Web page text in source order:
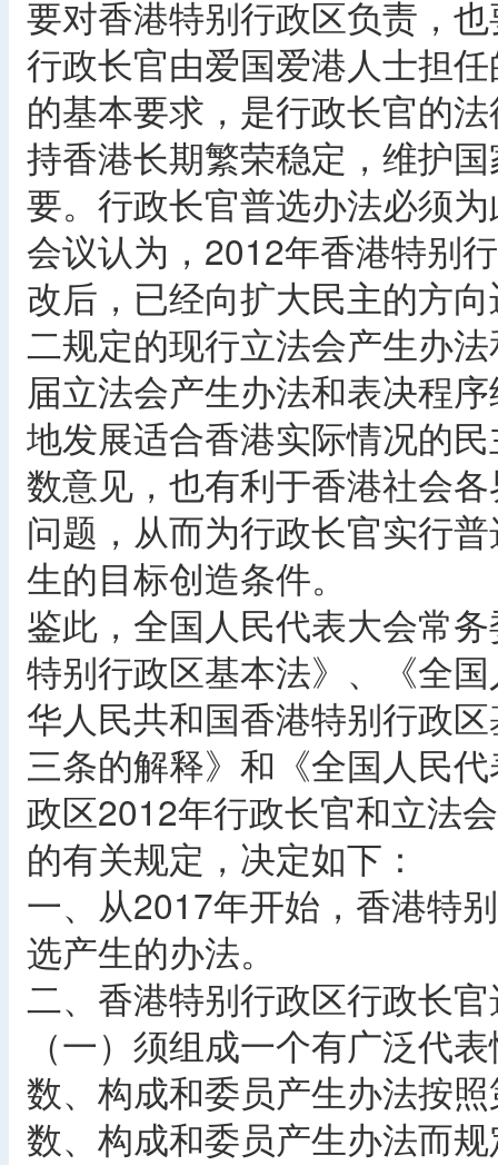
要对香港特别行政区负责，
行政长官由爱国爱港人士担
的基本要求，是行政长官的
持香港长期繁荣稳定，维护
要。行政长官普选办法必须
会议认为，2012年香港特别
改后，已经向扩大民主的方
二规定的现行立法会产生办
届立法会产生办法和表决程
地发展适合香港实际情况的
数意见，也有利于香港社会
问题，从而为行政长官实行
生的目标创造条件。
鉴此，全国人民代表大会常
特别行政区基本法》、《全
华人民共和国香港特别行政
三条的解释》和《全国人民
政区2012年行政长官和立法
的有关规定，决定如下：
一、从2017年开始，香港特
选产生的办法。
二、香港特别行政区行政长
（一）须组成一个有广泛代
数、构成和委员产生办法按
数、构成和委员产生办法而